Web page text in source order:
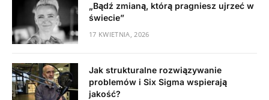
„Bądź zmianą, którą pragniesz ujrzeć w
świecie”
17 KWIETNIA, 2026
Jak strukturalne rozwiązywanie
problemów i Six Sigma wspierają
jakość?